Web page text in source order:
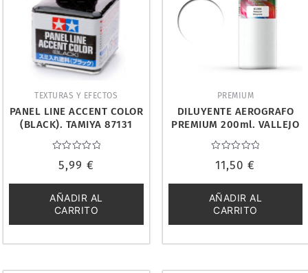
TEXTURAS Y EFECTOS
PANEL LINE ACCENT COLOR
(BLACK). TAMIYA 87131
con
de
5
5,99 €
AÑADIR AL
CARRITO
PREMIUM
DILUYENTE AEROGRAFO
PREMIUM 200ml. VALLEJO
63066
con
de
5
11,50€
AÑADIR AL
CARRITO